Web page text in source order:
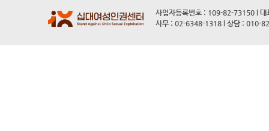
사업자등록번호 : 109-82-73150 l 대
사무 : 02-6348-1318 l 상담 : 010-